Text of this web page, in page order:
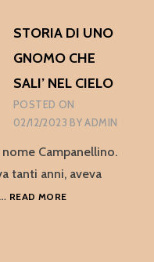
ЧАЙ
STORIA DI UNO
GNOMO CHE
SALI’ NEL CIELO
POSTED ON
02/12/2023 BYADMIN
Campanellino.
tanti anni, aveva
READ MORESTORIA